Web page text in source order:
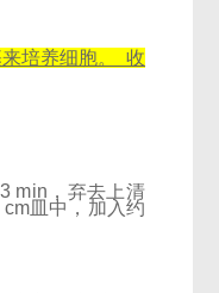
培养细胞。 收
min，弃去上清
皿中，加入约